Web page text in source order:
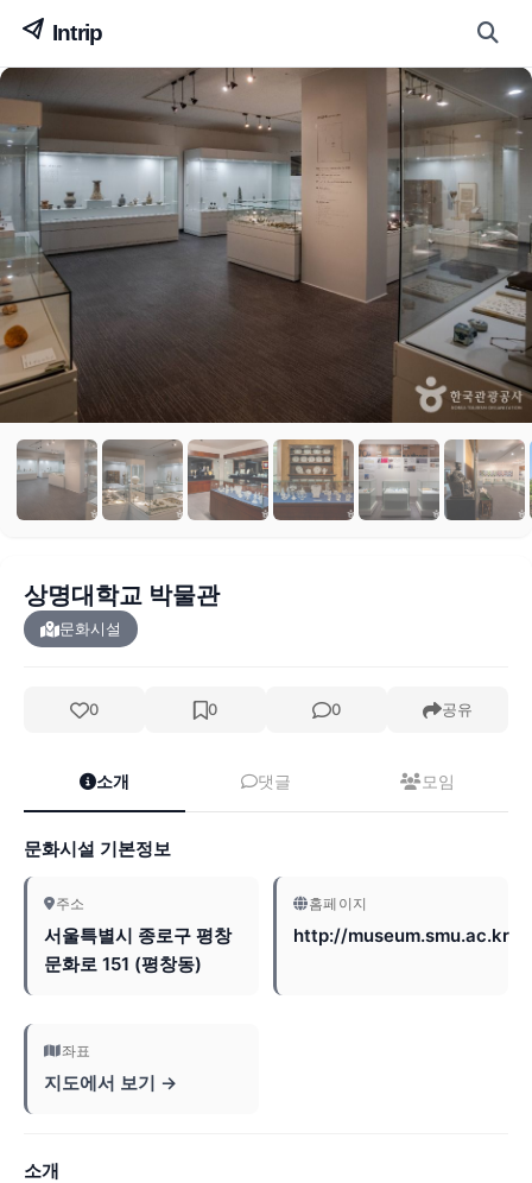
상명대학교 박물관
문화시설
0 0 0 공유
소개 댓글 모임
문화시설 기본정보
주소
서울특별시 종로구 평창
문화로 151 (평창동)
홈페이지
http://museum.smu.ac.kr
좌표
지도에서 보기 →
소개